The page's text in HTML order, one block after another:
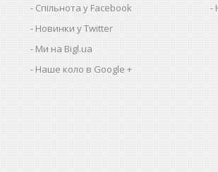
Спільнота у Facebook
Новинки у Twitter
Ми на Bigl.ua
Наше коло в Google +